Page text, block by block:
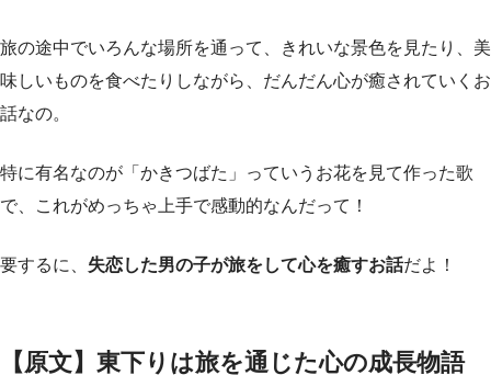
旅の途中でいろんな場所を通って、きれいな景色を見たり、美
味しいものを食べたりしながら、だんだん心が癒されていくお
話なの。
特に有名なのが「かきつばた」っていうお花を見て作った歌
で、これがめっちゃ上手で感動的なんだって！
要するに、 失恋した男の子が旅をして心を癒すお話だよ！
【原文】東下りは旅を通じた心の成長物語